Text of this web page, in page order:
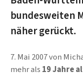
bundesweiten
näher gerückt.
7. Mai 2007von
mehr als 19 Jahre